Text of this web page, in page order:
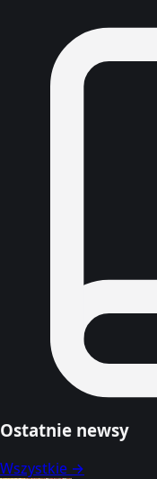
Ostatnie newsy
Wszystkie →